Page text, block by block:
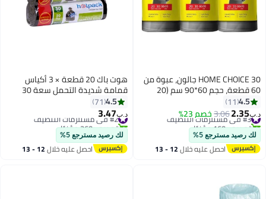
HOME CHOICE 30 جالون، عبوة من
60 قطعة، حجم 60*90 سم (20
كيس قمامة × 3 لفات)، أكياس
قمامة قابلة للتحلل البيولوجي،
بطانات سلة المهملات
4.5
11
د.ب‏2.35
3.06خصم 23% #3 في مستلزمات التنظيف
تم بيع +160 مؤخرًا
#3 في مستلزمات التنظيف
لك رصيد مسترجع 5%
احصل عليه خلال 12 - 13
هوت باك 20 قطعة × 3 أكياس
قمامة شديدة التحمل سعة 30
جالون
4.5
71
د.ب‏3.47
#2 في مستلزمات التنظيف
تم بيع +260 مؤخرًا
#2 في مستلزمات التنظيف
لك رصيد مسترجع 5%
احصل عليه خلال 12 - 13